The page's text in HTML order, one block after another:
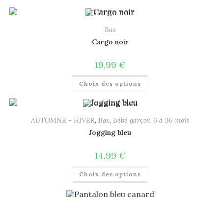
Bas
Cargo noir
19,99 €
Choix des options
AUTOMNE - HIVER, Bas, Bébé garçon 6 à 36 mois
Jogging bleu
14,99 €
Choix des options